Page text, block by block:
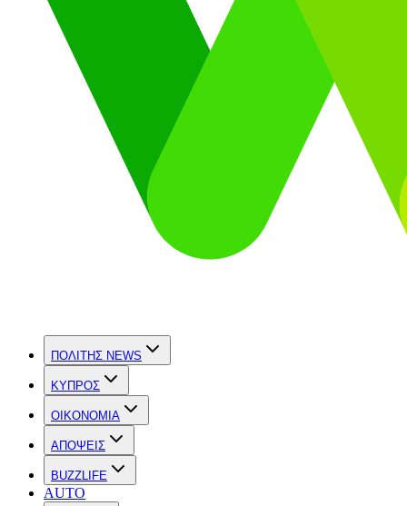
ΠΟΛΙΤΗΣ NEWS
ΚΥΠΡΟΣ
OIKONOMIA
ΑΠΟΨΕΙΣ
BUZZLIFE
AUTO